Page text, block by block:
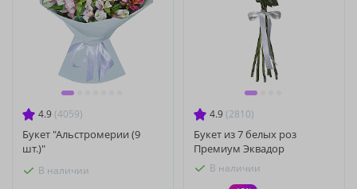
4.9 (4059)
Букет "Альстромерии (9
шт.)"
В наличии
4.9 (2810)
Букет из 7 белых роз
Премиум Эквадор
В наличии